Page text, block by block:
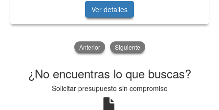
Ver detalles
Anterior Siguiente
¿No encuentras lo que buscas?
Solicitar presupuesto sin compromiso